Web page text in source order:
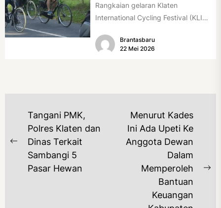
Rangkaian gelaran Klaten
International Cycling Festival (KLIC
(17/5/2026). Rangkaian kegiatan
dibuka...
Brantasbaru
22 Mei 2026
NAVIGASI
POS
Previous
post:
Tangani PMK,
Polres Klaten dan
Dinas Terkait
Sambangi 5
Pasar Hewan
Menurut Kades
Ini Ada Upeti Ke
Anggota Dewan
Dalam
Memperoleh
Bantuan
Keuangan